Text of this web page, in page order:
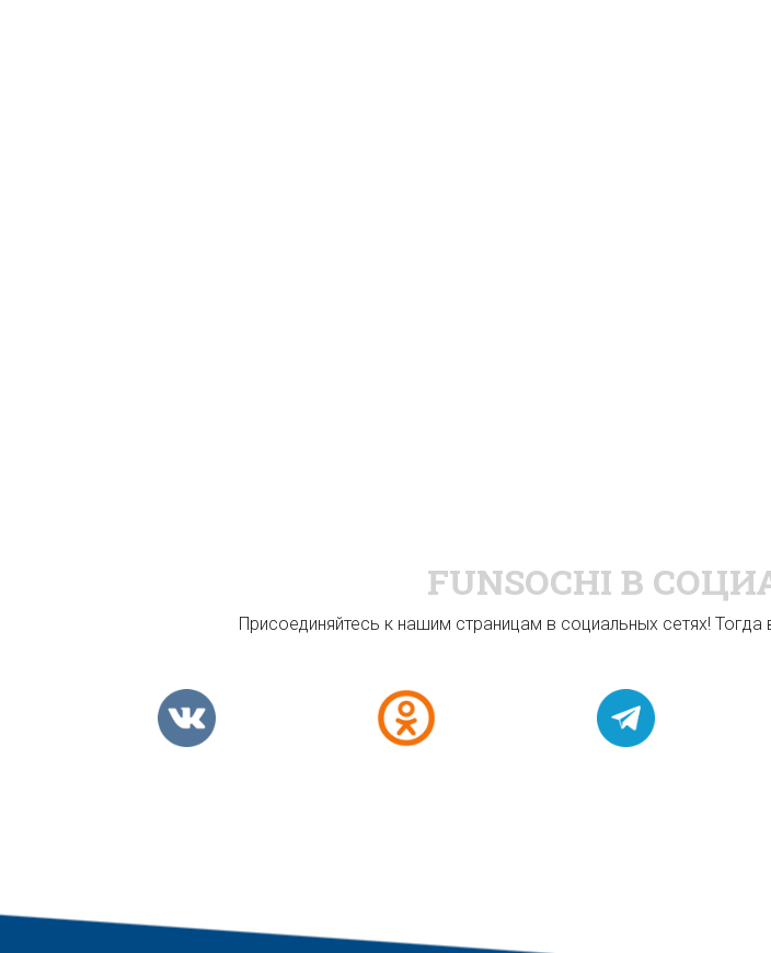
FUNSOCHI В
Присоединяйтесь к нашим страницам в социальных сетях! Тогда